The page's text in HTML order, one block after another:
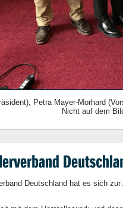
Petra Mayer-Morhard
Nicht auf dem
Deutschland hat es sich